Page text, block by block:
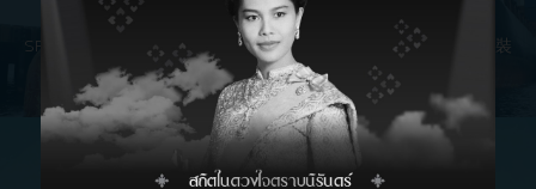
SRH 的港口主要設計用於處理各種貨物，例如散裝貨物，零散散裝
貨物，特殊設備貨物和集裝箱。